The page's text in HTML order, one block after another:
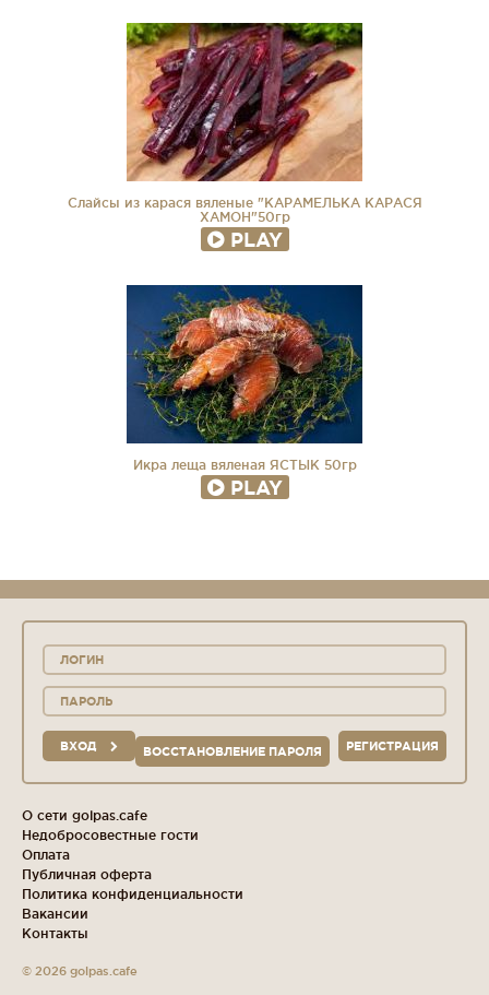
Слайсы из карася вяленые "КАРАМЕЛЬКА КАРАСЯ
ХАМОН"50гр
PLAY
Икра леща вяленая ЯСТЫК 50гр
PLAY
ВХОД РЕГИСТРАЦИЯ
ВОССТАНОВЛЕНИЕ ПАРОЛЯ
О сети golpas.cafe
Недобросовестные гости
Оплата
Публичная оферта
Политика конфиденциальности
Вакансии
Контакты
© 2026 golpas.cafe